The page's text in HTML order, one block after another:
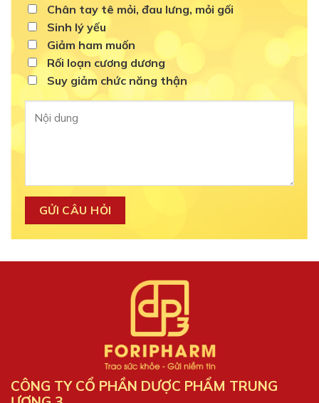
Chân tay tê mỏi, đau lưng, mỏi gối
Sinh lý yếu
Giảm ham muốn
Rối loạn cương dương
Suy giảm chức năng thận
CÔNG TY CỔ PHẦN DƯỢC PHẨM TRUNG